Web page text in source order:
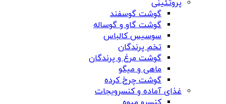
پروتئینی
گوشت گوسفند
گوشت گاو و گوساله
سوسیس کالباس
تخم پرندگان
گوشت مرغ و پرندگان
ماهی و میگو
گوشت چرخ کرده
غذای آماده و کنسرویجات